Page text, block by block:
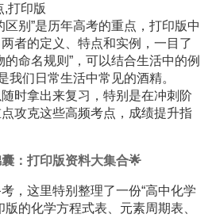
,打印版
区别”是历年高考的重点，打印版中
者的定义、特点和实例，一目了
的命名规则”，可以结合生活中的例
我们日常生活中常见的酒精。
时拿出来复习，特别是在冲刺阶
攻克这些高频考点，成绩提升指
：打印版资料大集合🌟
，这里特别整理了一份“高中化学
的化学方程式表、元素周期表、